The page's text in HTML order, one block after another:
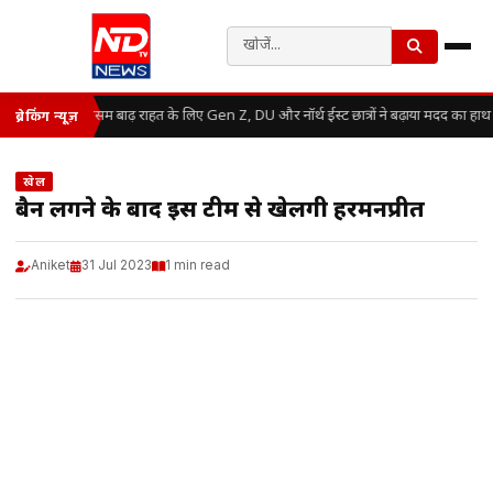
ब्रेकिंग न्यूज़ असम बाढ़ राहत के लिए Gen Z, DU और नॉर्थ ईस्ट छात्रों ने बढ़ाया मदद का हाथ
खेल
बैन लगने के बाद इस टीम से खेलेंगी हरमनप्रीत
Aniket 31 Jul 2023 1 min read